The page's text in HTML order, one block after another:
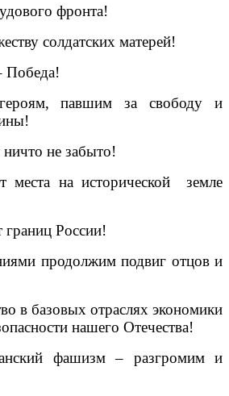
фронта!
солдатских матерей!
Победа!
павшим за свободу и
не забыто!
места на исторической земле
России!
продолжим подвиг отцов и
в базовых отраслях экономики
нашего Отечества!
фашизм – разгромим и